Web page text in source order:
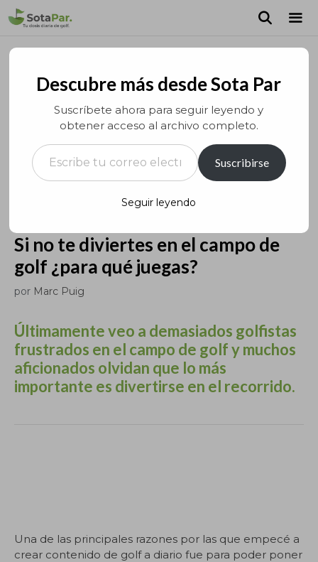
Saltar
Si no te diviertes en el campo de
golf ¿para qué juegas?
por Marc Puig
Últimamente veo a demasiados golfistas
frustrados en el campo de golf y muchos
aficionados olvidan que lo más
importante es divertirse en el recorrido.
Una de las principales razones por las que empecé a
crear contenido de golf a diario fue para poder poner
Descubre más desde Sota Par
Suscríbete ahora para seguir leyendo y
obtener acceso al archivo completo.
Escribe tu correo electrónico…
Suscribirse
Seguir leyendo